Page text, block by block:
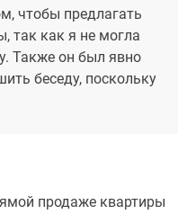
чтобы предлагать
так как я не могла
Также он был явно
беседу, поскольку
продаже квартиры